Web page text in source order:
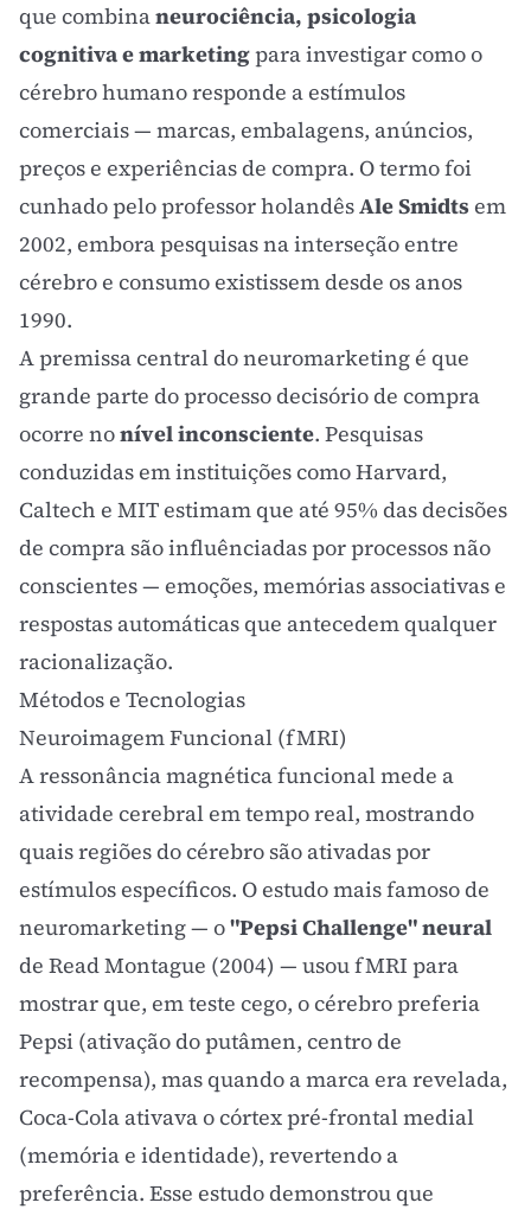
que combinaneurociência, psicologia
cognitiva e marketingpara investigar como o
cérebro humano responde a estímulos
comerciais — marcas, embalagens, anúncios,
preços e experiências de compra. O termo foi
cunhado pelo professor holandêsAle Smidts em
2002, embora pesquisas na interseção entre
cérebro e consumo existissem desde os anos
1990.
A premissa central do neuromarketing é que
grande parte do processo decisório de compra
ocorre nonível inconsciente. Pesquisas
conduzidas em instituições como Harvard,
Caltech e MIT estimam que até 95% das decisões
de compra são influênciadas por processos não
conscientes — emoções, memórias associativas e
respostas automáticas que antecedem qualquer
racionalização.
Métodos e Tecnologias
Neuroimagem Funcional (fMRI)
A ressonância magnética funcional mede a
atividade cerebral em tempo real, mostrando
quais regiões do cérebro são ativadas por
estímulos específicos. O estudo mais famoso de
neuromarketing — o"Pepsi Challenge" neural
de Read Montague (2004) — usou fMRI para
mostrar que, em teste cego, o cérebro preferia
Pepsi (ativação do putâmen, centro de
recompensa), mas quando a marca era revelada,
Coca-Cola ativava o córtex pré-frontal medial
(memória e identidade), revertendo a
preferência. Esse estudo demonstrou que